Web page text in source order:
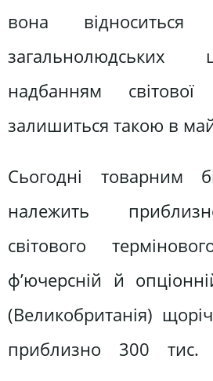
вона
загальнолюдських
надбанням світової
залишиться такою в
Сьогодні товарним
належить
світового
ф’ючерсній й
(Великобританія)
приблизно 300 тис.